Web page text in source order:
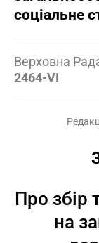
соціальне
Верховна
2464-VI
Про збір
на